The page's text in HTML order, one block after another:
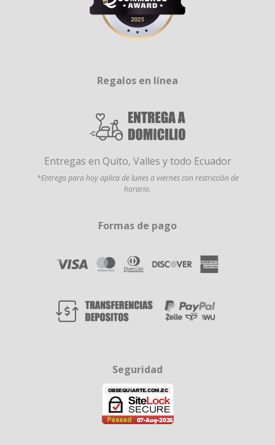
Regalos en línea
Entregas en Quito, Valles y todo Ecuador
*Entrega para hoy aplica de lunes a viernes con restricción de
horario.
Formas de pago
Seguridad